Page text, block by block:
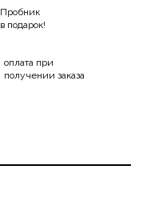
Пробник
в подарок!
оплата при
получении заказа